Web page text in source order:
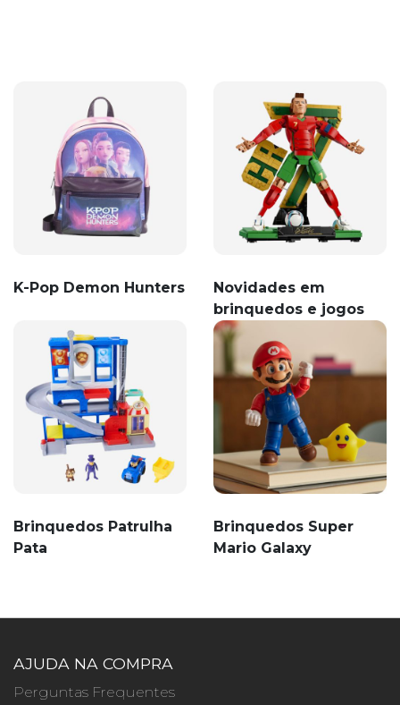
K-Pop Demon Hunters
Novidades em
brinquedos e jogos
Brinquedos Patrulha
Pata
Brinquedos Super
Mario Galaxy
AJUDA NA COMPRA
Perguntas Frequentes